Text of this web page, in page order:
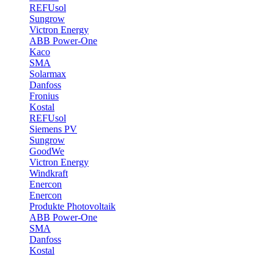
REFUsol
Sungrow
Victron Energy
ABB Power-One
Kaco
SMA
Solarmax
Danfoss
Fronius
Kostal
REFUsol
Siemens PV
Sungrow
GoodWe
Victron Energy
Windkraft
Enercon
Enercon
Produkte Photovoltaik
ABB Power-One
SMA
Danfoss
Kostal